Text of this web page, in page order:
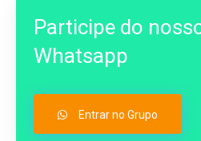
Participe do
Whatsapp
Entrar no Grupo